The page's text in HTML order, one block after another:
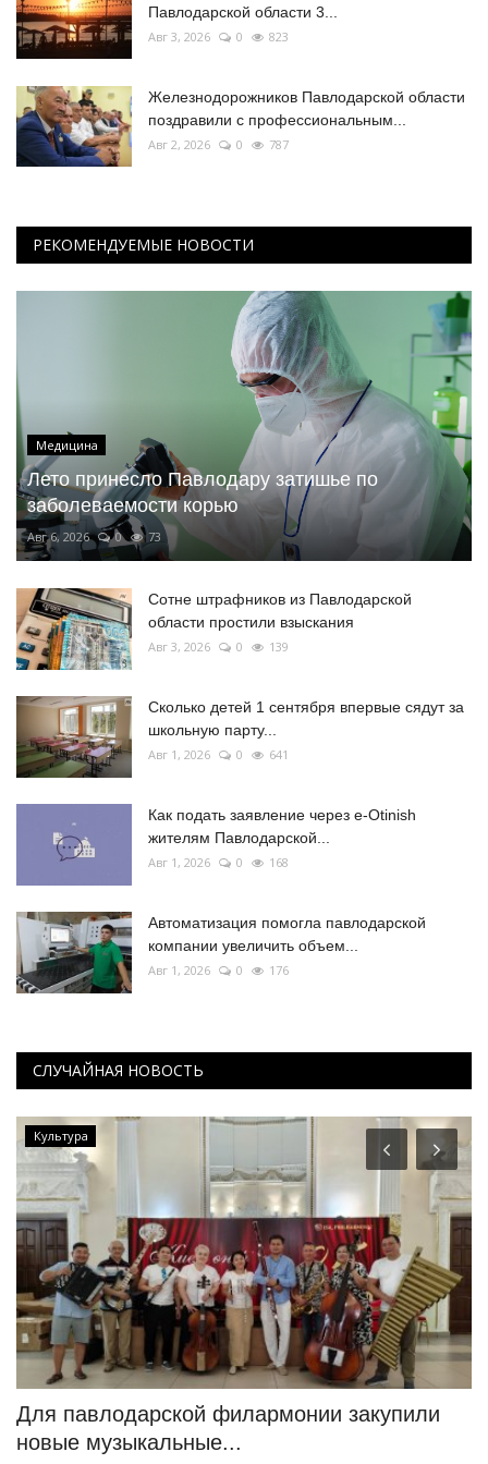
Павлодарской области 3...
Авг 3, 2026 0 823
Железнодорожников Павлодарской области
поздравили с профессиональным...
Авг 2, 2026 0 787
РЕКОМЕНДУЕМЫЕ НОВОСТИ
Медицина
Лето принесло Павлодару затишье по
заболеваемости корью
Авг 6, 2026 0 73
Сотне штрафников из Павлодарской
области простили взыскания
Авг 3, 2026 0 139
Сколько детей 1 сентября впервые сядут за
школьную парту...
Авг 1, 2026 0 641
Как подать заявление через e-Otinish
жителям Павлодарской...
Авг 1, 2026 0 168
Автоматизация помогла павлодарской
компании увеличить объем...
Авг 1, 2026 0 176
СЛУЧАЙНАЯ НОВОСТЬ
Культура
Для павлодарской филармонии закупили
новые музыкальные...